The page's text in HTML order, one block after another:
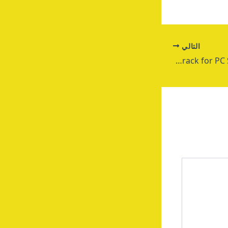
التالي
VirtualDJ 2023 Crack for PC Stable x64 Full MEGA